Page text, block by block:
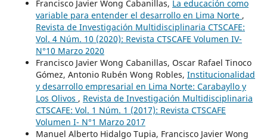
Francisco Javier Wong Cabanillas, La educación como
variable para entender el desarrollo en Lima Norte ,
Revista de Investigación Multidisciplinaria CTSCAFE:
Vol. 4 Núm. 10 (2020): Revista CTSCAFE Volumen IV-
N°10 Marzo 2020
Francisco Javier Wong Cabanillas, Oscar Rafael Tinoco
Gómez, Antonio Rubén Wong Robles, Institucionalidad
y desarrollo empresarial en Lima Norte: Carabayllo y
Los Olivos , Revista de Investigación Multidisciplinaria
CTSCAFE: Vol. 1 Núm. 1 (2017): Revista CTSCAFE
Volumen I- N°1 Marzo 2017
Manuel Alberto Hidalgo Tupia, Francisco Javier Wong